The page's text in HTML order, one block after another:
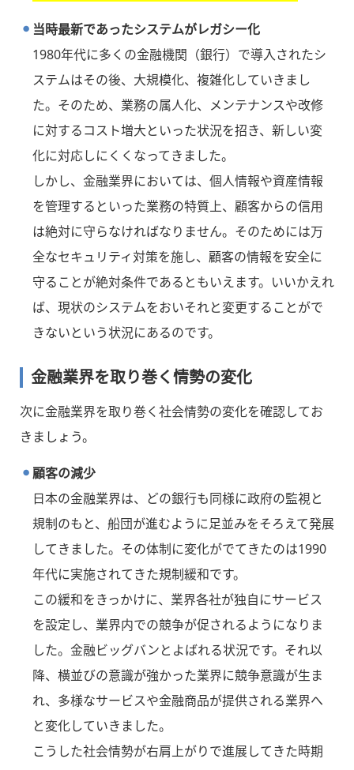
当時最新であったシステムがレガシー化
1980年代に多くの金融機関（銀行）で導入されたシ
ステムはその後、大規模化、複雑化していきまし
た。そのため、業務の属人化、メンテナンスや改修
に対するコスト増大といった状況を招き、新しい変
化に対応しにくくなってきました。
しかし、金融業界においては、個人情報や資産情報
を管理するといった業務の特質上、顧客からの信用
は絶対に守らなければなりません。そのためには万
全なセキュリティ対策を施し、顧客の情報を安全に
守ることが絶対条件であるともいえます。いいかえれ
ば、現状のシステムをおいそれと変更することがで
きないという状況にあるのです。
金融業界を取り巻く情勢の変化
次に金融業界を取り巻く社会情勢の変化を確認してお
きましょう。
顧客の減少
日本の金融業界は、どの銀行も同様に政府の監視と
規制のもと、船団が進むように足並みをそろえて発展
してきました。その体制に変化がでてきたのは1990
年代に実施されてきた規制緩和です。
この緩和をきっかけに、業界各社が独自にサービス
を設定し、業界内での競争が促されるようになりま
した。金融ビッグバンとよばれる状況です。それ以
降、横並びの意識が強かった業界に競争意識が生ま
れ、多様なサービスや金融商品が提供される業界へ
と変化していきました。
こうした社会情勢が右肩上がりで進展してきた時期